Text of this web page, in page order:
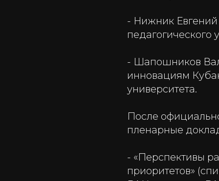
- Нижник Евгений
педагогического
- Шапошников
инновациям
университета.
После
пленарные
- «Перспективы
приоритетов»